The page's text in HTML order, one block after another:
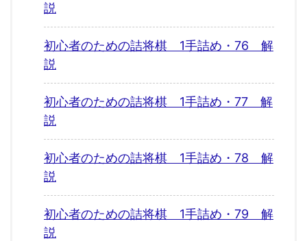
説
初心者のための詰将棋 1手詰め・76 解
説
初心者のための詰将棋 1手詰め・77 解
説
初心者のための詰将棋 1手詰め・78 解
説
初心者のための詰将棋 1手詰め・79 解
説